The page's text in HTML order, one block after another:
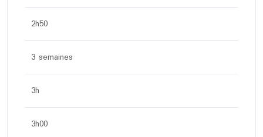
2h50
3 semaines
3h
3h00